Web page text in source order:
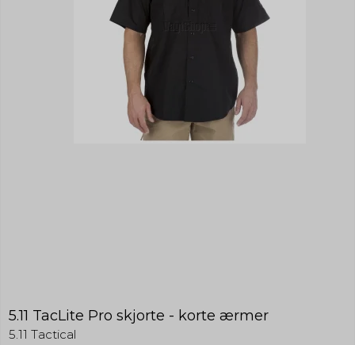
5.11 TacLite Pro skjorte - korte ærmer
5.11 Tactical